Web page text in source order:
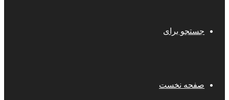
جستجو برای
صفحه نخست